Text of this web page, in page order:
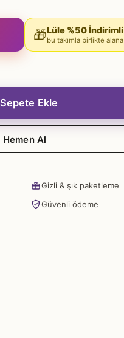
🎁Lüle %50 İndirimli
bu takımla birlikte alana
Sepete Ekle
Hemen Al
Gizli & şık paketleme
Güvenli ödeme